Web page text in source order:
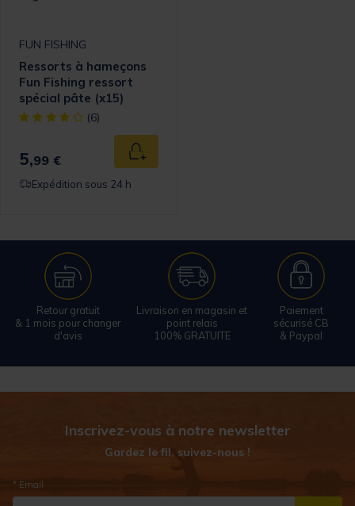
FUN FISHING
Ressorts à hameçons
Fun Fishing ressort
spécial pâte (x15)
[object Object] out of 5 Customer Rating
(6)
5,99 € Ajouter au panier
Expédition sous 24 h
Retour gratuit
& 1 mois pour changer
d'avis
Livraison en magasin et
point relais
100% GRATUITE
Paiement
sécurisé CB
& Paypal
Inscrivez-vous à notre newsletter
Gardez le fil, suivez-nous !
* Email